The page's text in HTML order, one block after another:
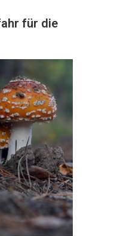
für die